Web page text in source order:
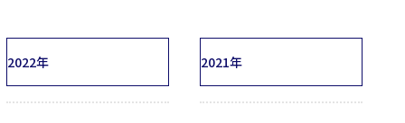
2022年 2021年